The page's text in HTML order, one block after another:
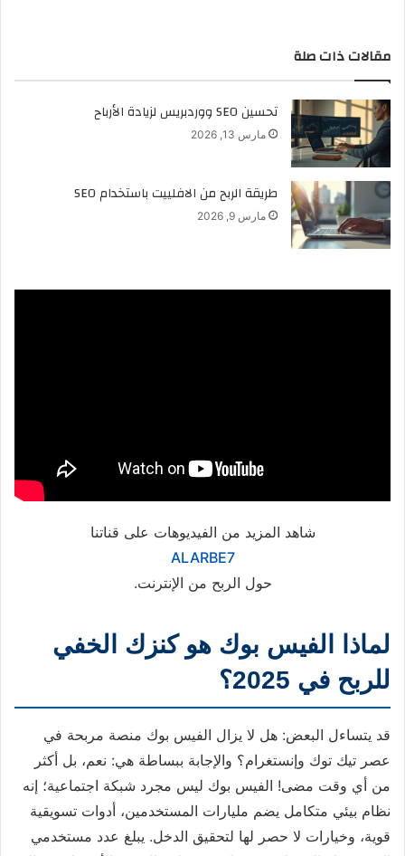
مقالات ذات صلة
تحسين SEO ووردبريس لزيادة الأرباح
مارس 13, 2026
طريقة الربح من الافلييت باستخدام SEO
مارس 9, 2026
شاهد المزيد من الفيديوهات على قناتنا
ALARBE7
حول الربح من الإنترنت.
لماذا الفيس بوك هو كنزك الخفي
للربح في 2025؟
قد يتساءل البعض: هل لا يزال الفيس بوك منصة مربحة في
عصر تيك توك وإنستغرام؟ والإجابة ببساطة هي: نعم، بل أكثر
من أي وقت مضى! الفيس بوك ليس مجرد شبكة اجتماعية؛ إنه
نظام بيئي متكامل يضم مليارات المستخدمين، أدوات تسويقية
قوية، وخيارات لا حصر لها لتحقيق الدخل. يبلغ عدد مستخدمي